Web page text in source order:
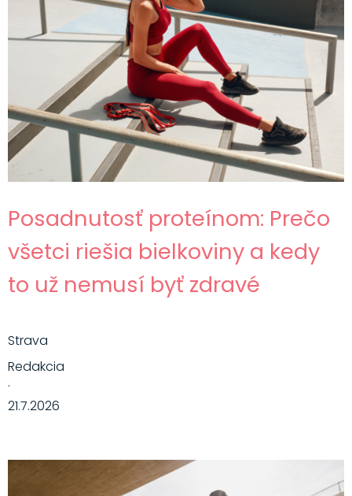
Posadnutosť proteínom: Prečo
všetci riešia bielkoviny a kedy
to už nemusí byť zdravé
Strava
Redakcia
·
21.7.2026